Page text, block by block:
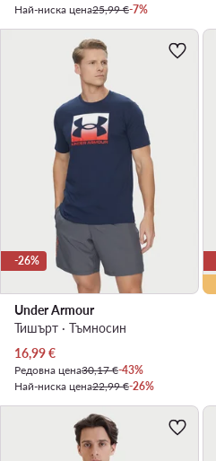
Най-ниска цена25,99 €-7%
-26%
Under Armour
Тишърт · Тъмносин
Актуална цена
16,99€
Редовна цена30,17 €-43%
Най-ниска цена22,99 €-26%